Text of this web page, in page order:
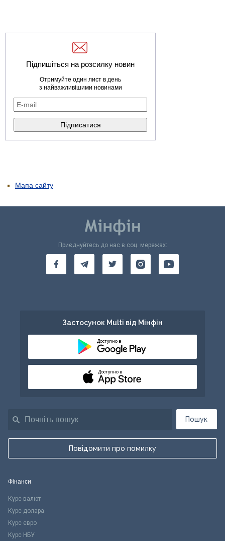
Підпишіться на розсилку новин
Отримуйте один лист в день
з найважливішими новинами
Мапа сайту
Пошук
Повідомити про помилку
Приєднуйтесь до нас в соц. мережах:
Застосунок Multi від Мінфін
Доступно в
Доступно в
Фінанси
Курс валют
Курс долара
Курс євро
Курс НБУ